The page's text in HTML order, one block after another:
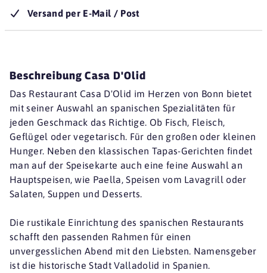
Versand per E-Mail / Post
Beschreibung Casa D'Olid
Das Restaurant Casa D'Olid im Herzen von Bonn bietet
mit seiner Auswahl an spanischen Spezialitäten für
jeden Geschmack das Richtige. Ob Fisch, Fleisch,
Geflügel oder vegetarisch. Für den großen oder kleinen
Hunger. Neben den klassischen Tapas-Gerichten findet
man auf der Speisekarte auch eine feine Auswahl an
Hauptspeisen, wie Paella, Speisen vom Lavagrill oder
Salaten, Suppen und Desserts.
Die rustikale Einrichtung des spanischen Restaurants
schafft den passenden Rahmen für einen
unvergesslichen Abend mit den Liebsten. Namensgeber
ist die historische Stadt Valladolid in Spanien.